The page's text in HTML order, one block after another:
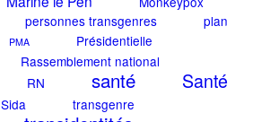
personnes transgenres
plan
PMA Présidentielle
Rassemblement national
RN santé
Santé
Sida
transgenre